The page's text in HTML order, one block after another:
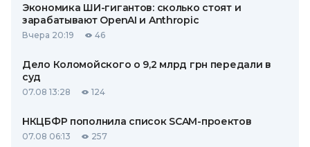
Экономика ШИ-гигантов: сколько стоят и
зарабатывают OpenAI и Anthropic
Вчера 20:19 46
Дело Коломойского о 9,2 млрд грн передали в
суд
07.08 13:28 124
НКЦБФР пополнила список SCAM-проектов
07.08 06:13 257